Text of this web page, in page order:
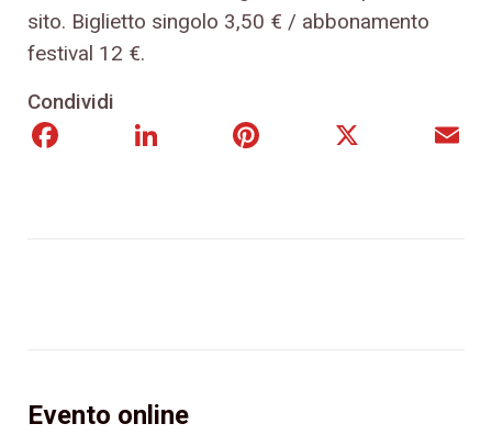
sito. Biglietto singolo 3,50 € / abbonamento
festival 12 €.
Condividi
FacebookLinkedIn Pinterest
Evento online